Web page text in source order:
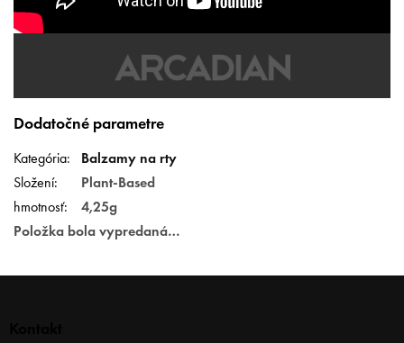
Dodatočné parametre
Kategória:
Balzamy na rty
Složení:
Plant-Based
hmotnosť:
4,25g
Položka bola vypredaná…